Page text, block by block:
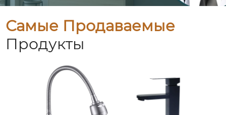
Самые Продаваемые
Продукты